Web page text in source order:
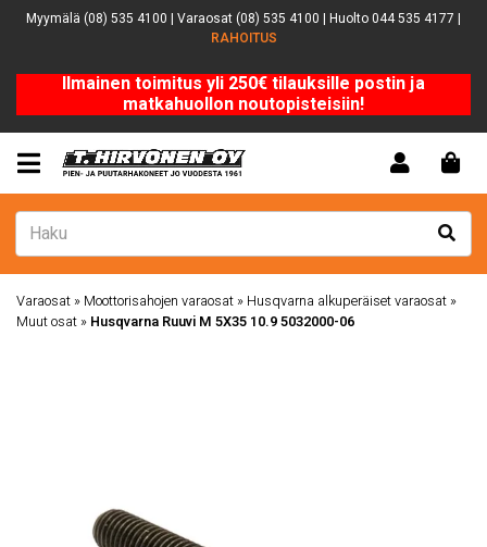
Myymälä (08) 535 4100 | Varaosat (08) 535 4100 | Huolto 044 535 4177 |
RAHOITUS
Ilmainen toimitus yli 250€ tilauksille postin ja
matkahuollon noutopisteisiin!
Varaosat » Moottorisahojen varaosat » Husqvarna alkuperäiset varaosat »
Muut osat » Husqvarna Ruuvi M 5X35 10.9 5032000-06